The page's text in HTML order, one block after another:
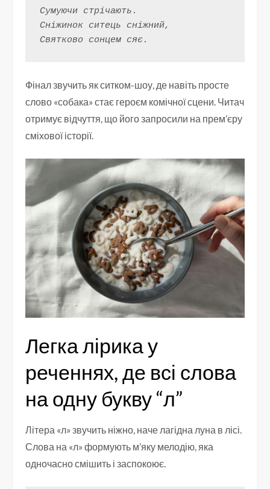
Сумуючи стрічають.
Сніжинок ситець сніжний,
Святково сонцем сяє.
Фінал звучить як ситком-шоу, де навіть просте
слово «собака» стає героєм комічної сцени. Читач
отримує відчуття, що його запросили на прем’єру
сміхової історії.
Легка лірика у
реченнях, де всі слова
на одну букву “л”
Літера «л» звучить ніжно, наче лагідна луна в лісі.
Слова на «л» формують м’яку мелодію, яка
одночасно смішить і заспокоює.